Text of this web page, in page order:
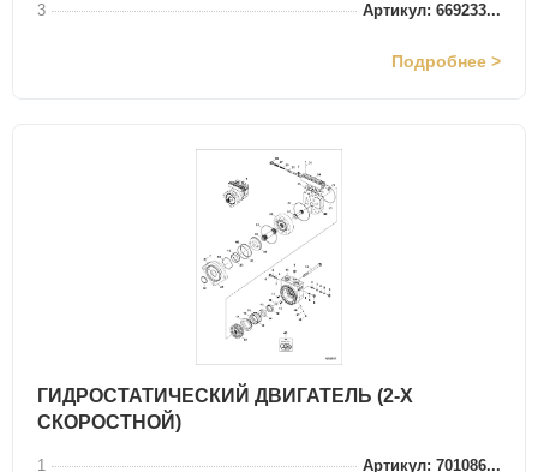
3
Артикул: 669233...
Подробнее >
ГИДРОСТАТИЧЕСКИЙ ДВИГАТЕЛЬ (2-Х
СКОРОСТНОЙ)
1 Артикул: 701086...